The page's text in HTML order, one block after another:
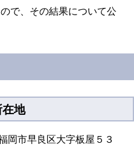
で、その結果について公
在地
岡市早良区大字板屋５３